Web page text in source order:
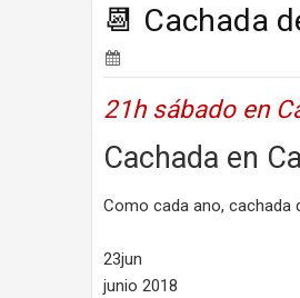
📆 Cachada
21h sábado en
Cachada en
Como cada ano, cachada
23jun
junio 2018